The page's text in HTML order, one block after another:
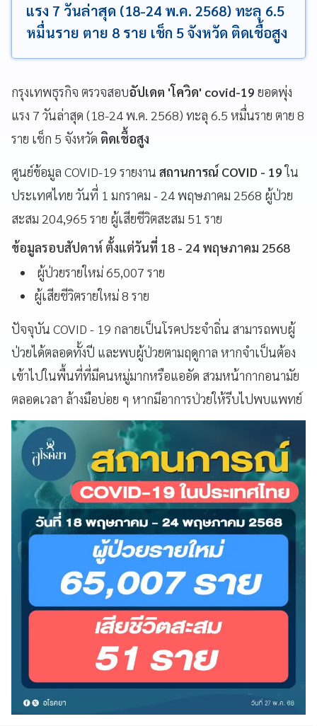
แรง 7 วันล่าสุด (18-24 พ.ค. 2568) ทะลุ 6.5
หมื่นราย ตาย 8 ราย เช็ก 5 จังหวัด ติดเชื้อสูง
กรุงเทพธุรกิจ ตรวจสอบอัปเดต 'โควิด' covid-19 ยอดพุ่ง
แรง 7 วันล่าสุด (18-24 พ.ค. 2568) ทะลุ 6.5 หมื่นราย ตาย 8
ราย เช็ก 5 จังหวัด ติดเชื้อสูง
ศูนย์ข้อมูล COVID-19 รายงาน สถานการณ์ COVID - 19ใน
ประเทศไทย วันที่ 1 มกราคม - 24 พฤษภาคม 2568 ผู้ป่วย
สะสม 204,965 ราย ผู้เสียชีวิตสะสม 51 ราย
ข้อมูลรอบสัปดาห์ ตั้งแต่วันที่ 18 - 24 พฤษภาคม 2568
ผู้ป่วยรายใหม่ 65,007 ราย
ผู้เสียชีวิตรายใหม่ 8 ราย
ปัจจุบัน COVID - 19 กลายเป็นโรคประจำถิ่น สามารถพบผู้
ป่วยได้ตลอดทั้งปี และพบผู้ป่วยตามฤดูกาล หากจำเป็นต้อง
เข้าไปในพื้นที่ที่มีคนหมู่มากหรือแออัด สวมหน้ากากอนามัย
ตลอดเวลา ล้างมือบ่อย ๆ หากมีอาการป่วยให้รีบไปพบแพทย์